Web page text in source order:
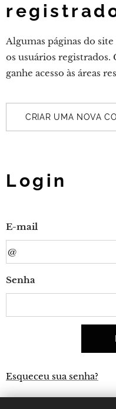
Algumas páginas do
os usuários registrados.
ganhe acesso às áreas
CRIAR UMA NOVA
Login
E-mail
Senha
Esqueceu sua senha?